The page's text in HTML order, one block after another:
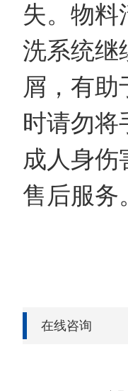
失。物料
洗系统继
屑，有
时请勿将
成人身伤
售后服务
在线咨询